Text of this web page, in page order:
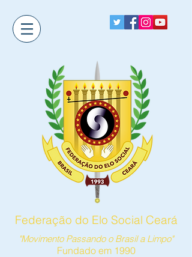
Federação do Elo Social Ceará
"Movimento Passando o Brasil a Limpo"
Fundado em 1990